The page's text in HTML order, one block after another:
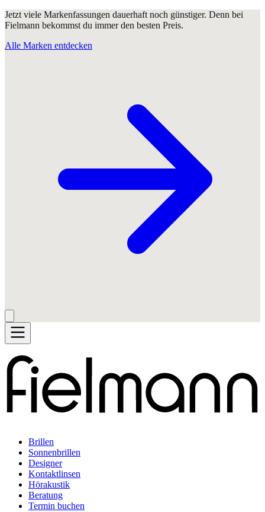
Jetzt viele Markenfassungen dauerhaft noch günstiger. Denn bei
Fielmann bekommst du immer den besten Preis.
Alle Marken entdecken
Brillen
Sonnenbrillen
Designer
Kontaktlinsen
Hörakustik
Beratung
Termin buchen